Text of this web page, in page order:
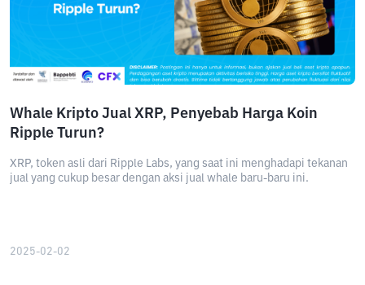
Whale Kripto Jual XRP, Penyebab Harga Koin
Ripple Turun?
XRP, token asli dari Ripple Labs, yang saat ini menghadapi tekanan
jual yang cukup besar dengan aksi jual whale baru-baru ini.
2025-02-02